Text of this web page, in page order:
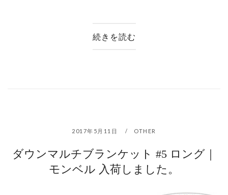
続きを読む
2017年5月11日 OTHER
ダウンマルチブランケット #5 ロング｜
モンベル 入荷しました。